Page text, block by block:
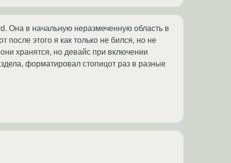
Она в начальную неразмеченную область в
после этого я как только не бился, но не
хранятся, но девайс при включении
форматировал стопицот раз в разные